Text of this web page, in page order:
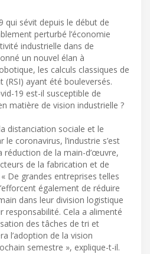
qui sévit depuis le début de
perturbé l’économie
industrielle dans de
un nouvel élan à
les calculs classiques de
ayant été bouleversés.
19 est-il susceptible de
matière de vision industrielle ?
distanciation sociale et le
coronavirus, l’industrie s’est
de la main-d’œuvre,
de la fabrication et de
De grandes entreprises telles
également de réduire
dans leur division logistique
responsabilité. Cela a alimenté
des tâches de tri et
l’adoption de la vision
semestre », explique-t-il.